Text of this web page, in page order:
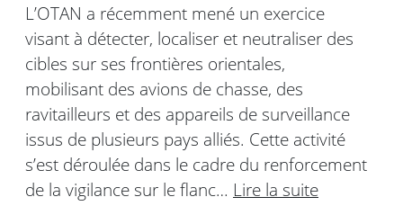
L’OTAN a récemment mené un exercice
visant à détecter, localiser et neutraliser des
cibles sur ses frontières orientales,
mobilisant des avions de chasse, des
ravitailleurs et des appareils de surveillance
issus de plusieurs pays alliés. Cette activité
s’est déroulée dans le cadre du renforcement
de la vigilance sur le flanc… Lire la suite